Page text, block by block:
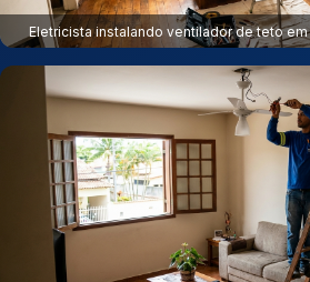
Eletricista instalando ventilador de teto em